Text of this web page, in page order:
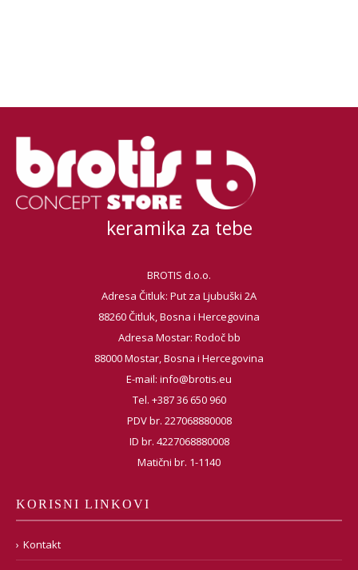
keramika za tebe
BROTIS d.o.o.
Adresa Čitluk: Put za Ljubuški 2A
88260 Čitluk, Bosna i Hercegovina
Adresa Mostar: Rodoč bb
88000 Mostar, Bosna i Hercegovina
E-mail: info@brotis.eu
Tel. +387 36 650 960
PDV br. 227068880008
ID br. 4227068880008
Matični br. 1-1140
KORISNI LINKOVI
Kontakt